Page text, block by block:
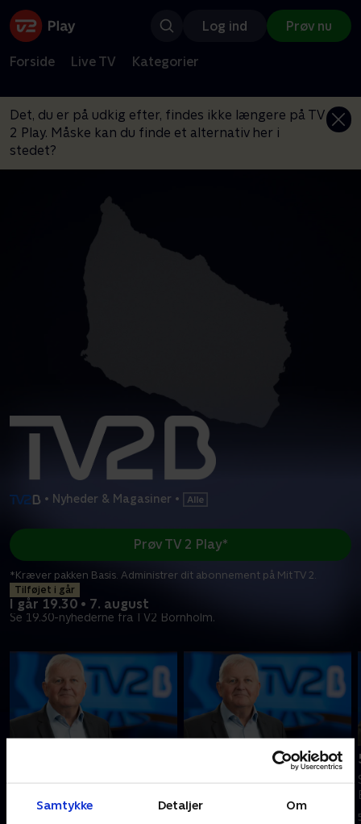
Samtykke Detaljer Om
Log ind Prøv nu
Forside Live TV Kategorier
Det, du er på udkig efter, findes ikke længere på TV
2 Play. Måske kan du finde et alternativ her i
stedet?
• Nyheder & Magasiner •
Tilføjet i går
I går 19.30 • 7. august
Se 19.30-nyhederne fra TV2 Bornholm.
Prøv TV 2 Play*
*Kræver pakken Basis. Administrer dit abonnement på Mit TV 2.
Bornholm.